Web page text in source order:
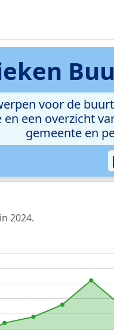
voor de
een overzicht
gemeente en
2024.